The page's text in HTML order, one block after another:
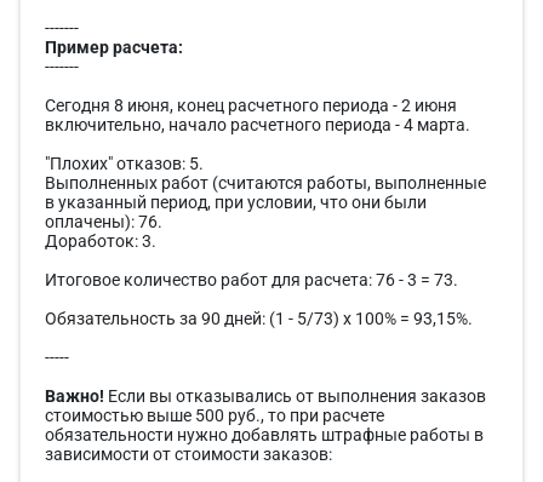
-------
Пример расчета:
-------
Сегодня 8 июня, конец расчетного периода - 2 июня
включительно, начало расчетного периода - 4 марта.
"Плохих" отказов: 5.
Выполненных работ (считаются работы, выполненные
в указанный период, при условии, что они были
оплачены): 76.
Доработок: 3.
Итоговое количество работ для расчета: 76 - 3 = 73.
Обязательность за 90 дней: (1 - 5/73) х 100% = 93,15%.
-----
Важно! Если вы отказывались от выполнения заказов
стоимостью выше 500 руб., то при расчете
обязательности нужно добавлять штрафные работы в
зависимости от стоимости заказов: